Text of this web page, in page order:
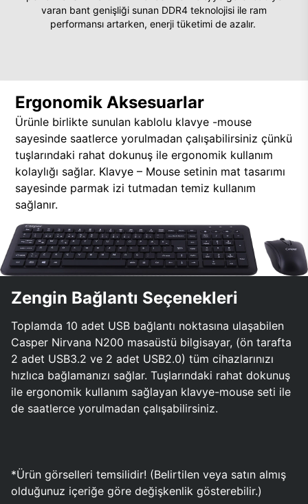
varan bant genişliği sunan DDR4 teknolojisi ile ram
performansı artarken, enerji tüketimi de azalır.
Ergonomik Aksesuarlar
Ürünle birlikte sunulan kablolu klavye -mouse
sayesinde saatlerce yorulmadan çalışabilirsiniz çünkü
tuşlarındaki rahat dokunuş ile ergonomik kullanım
kolaylığı sağlar. Klavye – Mouse setinin mat tasarımı
sayesinde parmak izi tutmadan temiz kullanım
sağlanır.
Zengin Bağlantı Seçenekleri
Toplamda 10 adet USB bağlantı noktasına ulaşabilen
Casper Nirvana N200 masaüstü bilgisayar, (ön tarafta
2 adet USB3.2 ve 2 adet USB2.0) tüm cihazlarınızı
hızlıca bağlamanızı sağlar. Tuşlarındaki rahat dokunuş
ile ergonomik kullanım sağlayan klavye-mouse seti ile
de saatlerce yorulmadan çalışabilirsiniz.
*Ürün görselleri temsilidir! (Belirtilen veya satın almış
olduğunuz içeriğe göre değişkenlik gösterebilir.)